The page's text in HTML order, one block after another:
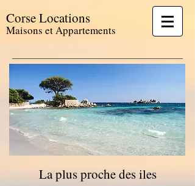
Corse Locations
Maisons et Appartements
La plus proche des iles